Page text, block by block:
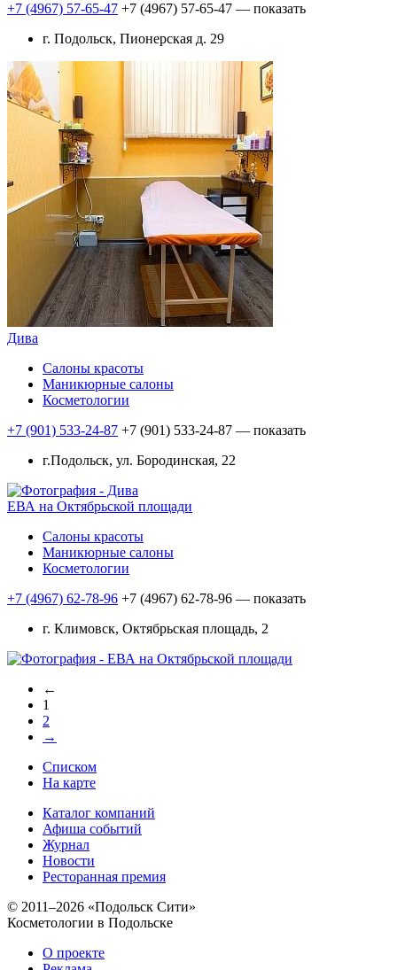
+7 (4967) 57-65-47 +7 (4967) 57-65-47 — показать
г. Подольск, Пионерская д. 29
Дива
Салоны красоты
Маникюрные салоны
Косметологии
+7 (901) 533-24-87 +7 (901) 533-24-87 — показать
г.Подольск, ул. Бородинская, 22
ЕВА на Октябрьской площади
Салоны красоты
Маникюрные салоны
Косметологии
+7 (4967) 62-78-96 +7 (4967) 62-78-96 — показать
г. Климовск, Октябрьская площадь, 2
←
1
2
→
Списком
На карте
Каталог компаний
Афиша событий
Журнал
Новости
Ресторанная премия
© 2011–2026 «Подольск Сити»
Косметологии в Подольске
О проекте